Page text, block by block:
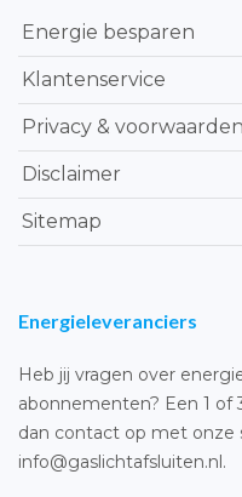
Energie besparen
Klantenservice
Privacy & voorwaarden
Disclaimer
Sitemap
Energieleveranciers
Heb jij vragen over
abonnementen? Een 1 of
dan contact op met onze
info@gaslichtafsluiten.nl.